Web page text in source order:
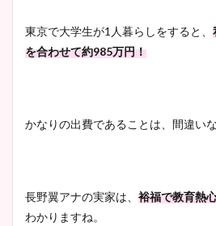
東京で大学生が1人暮らしをすると、
を合わせて約985万円！
かなりの出費であることは、間違い
長野翼アナの実家は、 裕福で教育熱
わかりますね。